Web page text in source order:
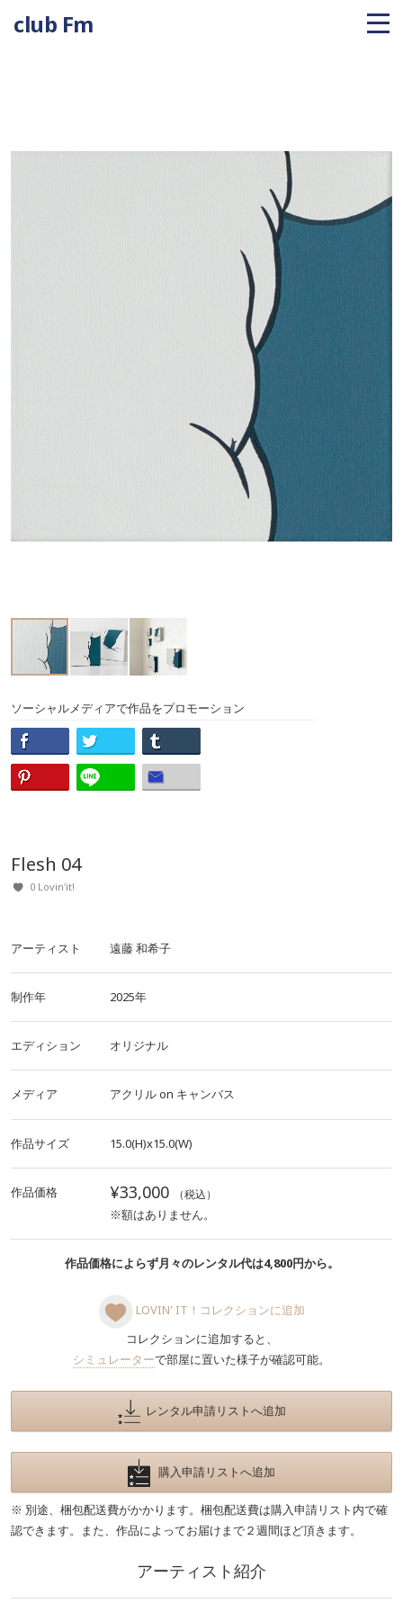
club Fm
ソーシャルメディアで作品をプロモーション
Flesh 04
0 Lovin'it!
アーティスト 遠藤 和希子
制作年 2025年
エディション オリジナル
メディア アクリルon キャンバス
作品サイズ 15.0(H)x15.0(W)
作品価格 ¥33,000 （税込）
※額はありません。
作品価格によらず月々のレンタル代は4,800円から。
LOVIN' IT！コレクションに追加
コレクションに追加すると、
シミュレーターで部屋に置いた様子が確認可能。
レンタル申請リストへ追加
購入申請リストへ追加
※ 別途、梱包配送費がかかります。梱包配送費は購入申請リスト内で確
認できます。また、作品によってお届けまで２週間ほど頂きます。
アーティスト紹介